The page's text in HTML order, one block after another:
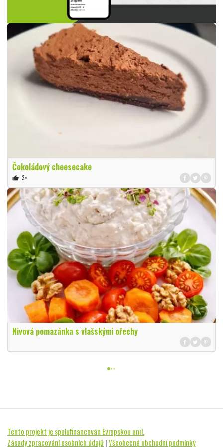
Čokoládový cheesecake
thumb_up 3×
Nivová pomazánka s vlašskými ořechy
Tento projekt je spolufinancován Evropskou unií.
Zásady zpracování osobních údajů |Všeobecné obchodní podmínky